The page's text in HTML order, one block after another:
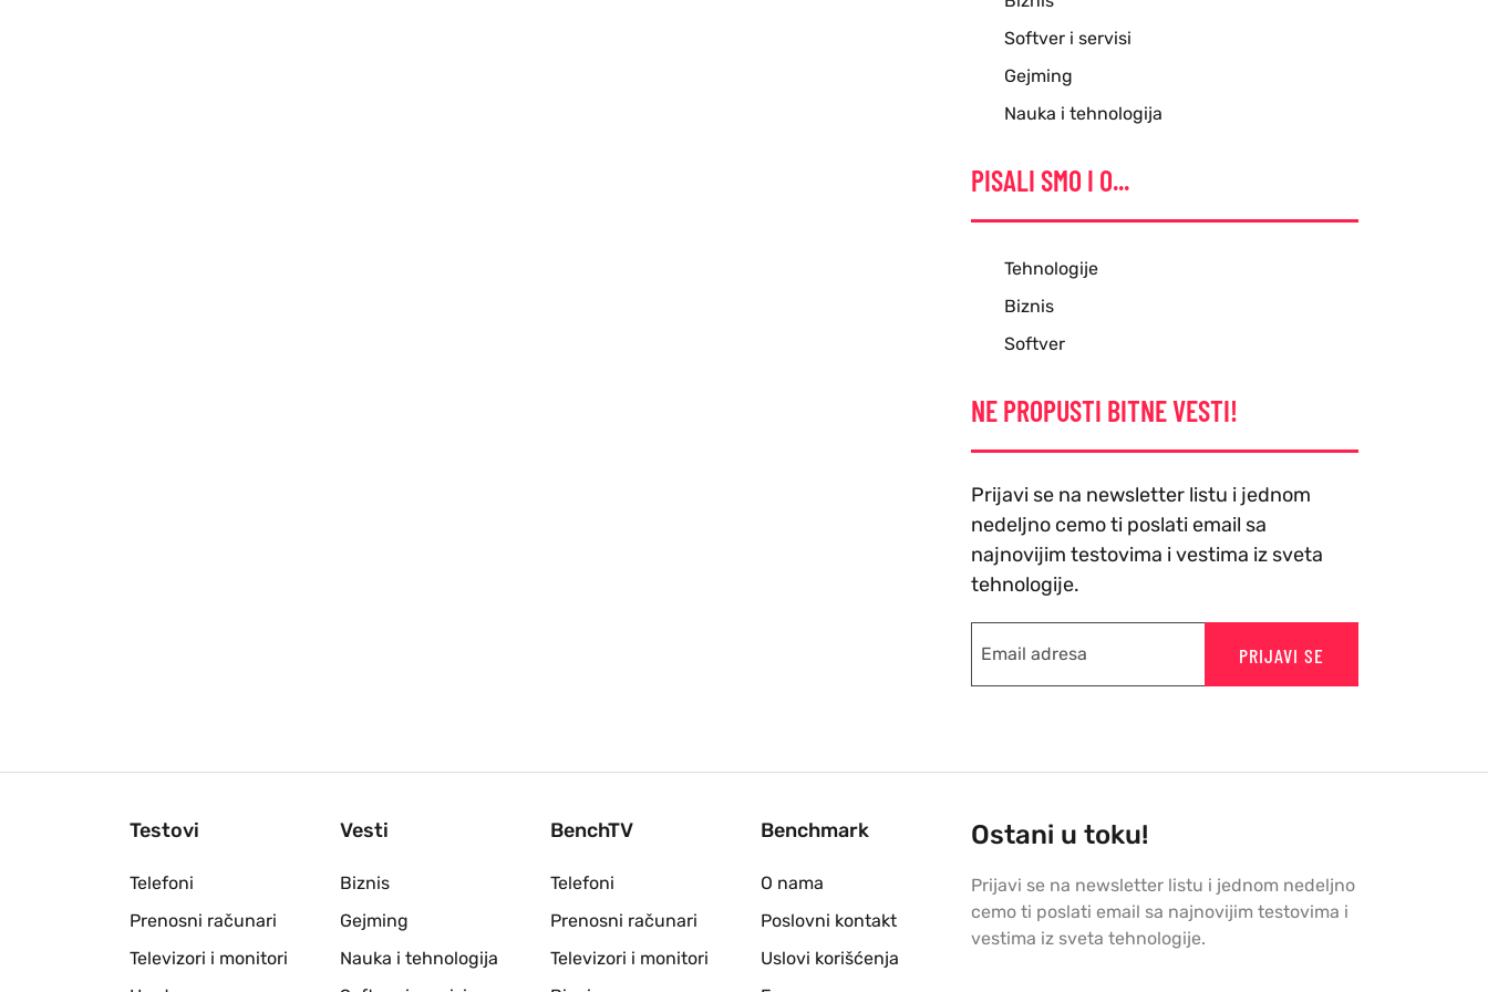
Softver i servisi
Gejming
Nauka i tehnologija
PISALI SMO I O...
Tehnologije
Biznis
Softver
NE PROPUSTI BITNE VESTI!
Prijavi se na newsletter listu i jednom
nedeljno cemo ti poslati email sa
najnovijim testovima i vestima iz sveta
tehnologije.
PRIJAVI SE
Testovi
Telefoni
Prenosni računari
Televizori i monitori
Vesti
Biznis
Gejming
Nauka i tehnologija
BenchTV
Telefoni
Prenosni računari
Televizori i monitori
Benchmark
O nama
Poslovni kontakt
Uslovi korišćenja
Ostani u toku!
Prijavi se na newsletter listu i jednom nedeljno
cemo ti poslati email sa najnovijim testovima i
vestima iz sveta tehnologije.